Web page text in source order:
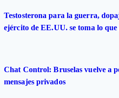
Testosterona para la guerra,
ejército de EE.UU. se toma lo
Chat Control: Bruselas vuelve a
mensajes privados